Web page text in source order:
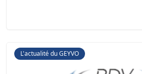
L'actualité du GEYVO